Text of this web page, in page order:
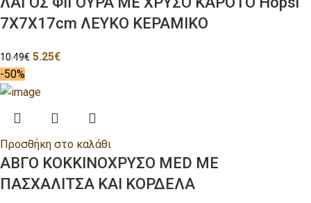
7Χ7Χ17cm ΛΕΥΚΟ ΚΕΡΑΜΙΚΟ
10.49€ 5.25€
-50%
Προσθήκη στο καλάθι
ΑΒΓΟ ΚΟΚΚΙΝΟΧΡΥΣΟ MED ΜΕ
ΠΑΣΧΑΛΙΤΣΑ ΚΑΙ ΚΟΡΔΕΛΑ